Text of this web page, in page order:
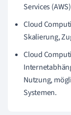
Services
Cloud
Skalierung,
Cloud
Nutzung,
Systemen.